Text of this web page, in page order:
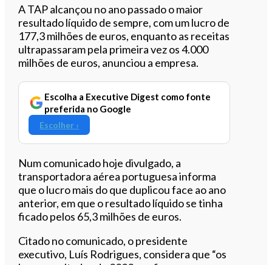
Ouvir este artigo
A TAP alcançou no ano passado o maior
resultado líquido de sempre, com um lucro de
177,3 milhões de euros, enquanto as receitas
ultrapassaram pela primeira vez os 4.000
milhões de euros, anunciou a empresa.
Escolha a Executive Digest como fonte
preferida no Google
Escolher ›
Num comunicado hoje divulgado, a
transportadora aérea portuguesa informa
que o lucro mais do que duplicou face ao ano
anterior, em que o resultado líquido se tinha
ficado pelos 65,3 milhões de euros.
Citado no comunicado, o presidente
executivo, Luís Rodrigues, considera que “os